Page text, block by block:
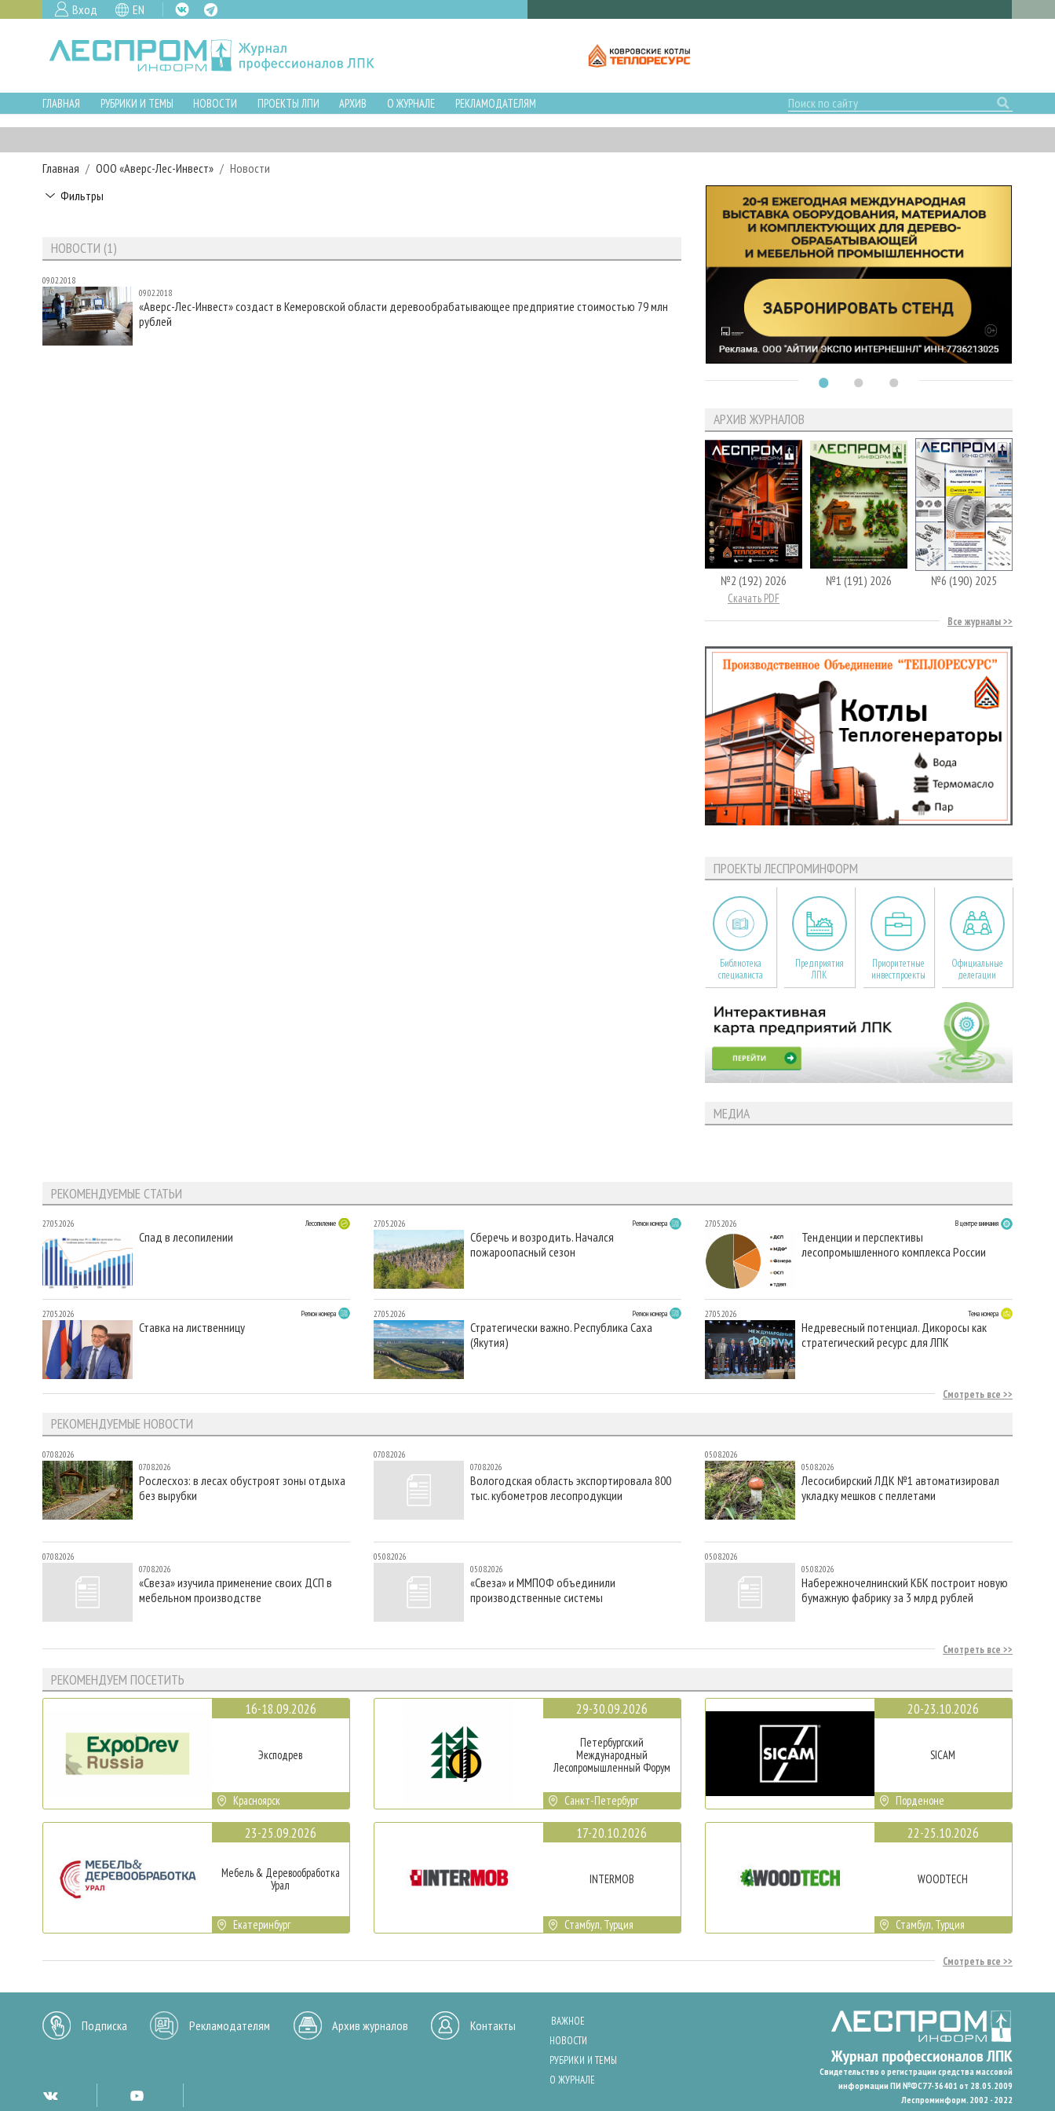
Вход EN
ГЛАВНАЯ РУБРИКИ И ТЕМЫ НОВОСТИ ПРОЕКТЫ ЛПИ АРХИВ О ЖУРНАЛЕ РЕКЛАМОДАТЕЛЯМ
Главная ООО «Аверс-Лес-Инвест»
Новости
Фильтры
НОВОСТИ (1)
09.02.2018
09.02.2018
«Аверс-Лес-Инвест» создаст в Кемеровской области деревообрабатывающее предприятие стоимостью 79 млн
рублей
АРХИВ ЖУРНАЛОВ
№2 (192) 2026
Скачать PDF
№1 (191) 2026 №6 (190) 2025
Все журналы
ПРОЕКТЫ ЛЕСПРОМИНФОРМ
Библиотека
специалиста
Предприятия
ЛПК
Приоритетные
инвестпроекты
Официальные
делегации
МЕДИА
РЕКОМЕНДУЕМЫЕ СТАТЬИ
27.05.2026 Лесопиление
Спад в лесопилении
27.05.2026 Регион номера
Ставка на лиственницу
27.05.2026 Регион номера
Сберечь и возродить. Начался
пожароопасный сезон
27.05.2026 Регион номера
Стратегически важно. Республика Саха
(Якутия)
27.05.2026 В центре внимания
Тенденции и перспективы
лесопромышленного комплекса России
27.05.2026 Тема номера
Недревесный потенциал. Дикоросы как
стратегический ресурс для ЛПК
Смотреть все
РЕКОМЕНДУЕМЫЕ НОВОСТИ
07.08.2026
07.08.2026
Рослесхоз: в лесах обустроят зоны отдыха
без вырубки
07.08.2026
07.08.2026
«Свеза» изучила применение своих ДСП в
мебельном производстве
07.08.2026
07.08.2026
Вологодская область экспортировала 800
тыс. кубометров лесопродукции
05.08.2026
05.08.2026
«Свеза» и ММПОФ объединили
производственные системы
05.08.2026
05.08.2026
Лесосибирский ЛДК №1 автоматизировал
укладку мешков с пеллетами
05.08.2026
05.08.2026
Набережночелнинский КБК построит новую
бумажную фабрику за 3 млрд рублей
Смотреть все
РЕКОМЕНДУЕМ ПОСЕТИТЬ
16-18.09.2026
Эксподрев
Красноярск
23-25.09.2026
Мебель & Деревообработка
Урал
Екатеринбург
29-30.09.2026
Петербургский
Международный
Лесопромышленный Форум
Санкт-Петербург
17-20.10.2026
INTERMOB
Стамбул, Турция
20-23.10.2026
SICAM
Порденоне
22-25.10.2026
WOODTECH
Стамбул, Турция
Смотреть все
Подписка Рекламодателям Архив журналов Контакты
ВАЖНОЕ
НОВОСТИ
РУБРИКИ И ТЕМЫ
О ЖУРНАЛЕ
Свидетельство о регистрации средства массовой
информации ПИ №ФС77-36401 от 28.05.2009
Леспроминформ. 2002 - 2022